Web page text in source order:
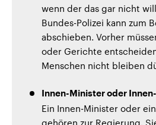
wenn der das gar nicht
Bundes-Polizei kann zum
abschieben. Vorher
oder Gerichte
Menschen nicht bleiben
Innen-Minister oder
Ein Innen-Minister oder
gehören zur Regierung.